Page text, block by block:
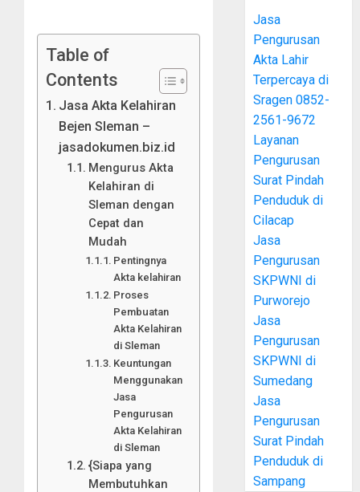
Table of
Contents
Jasa Akta Kelahiran
Bejen Sleman –
jasadokumen.biz.id
Mengurus Akta
Kelahiran di
Sleman dengan
Cepat dan
Mudah
Pentingnya
Akta kelahiran
Proses
Pembuatan
Akta Kelahiran
di Sleman
Keuntungan
Menggunakan
Jasa
Pengurusan
Akta Kelahiran
di Sleman
{Siapa yang
Membutuhkan
Jasa
Pengurusan
Akta Lahir
Terpercaya di
Sragen 0852-
2561-9672
Layanan
Pengurusan
Surat Pindah
Penduduk di
Cilacap
Jasa
Pengurusan
SKPWNI di
Purworejo
Jasa
Pengurusan
SKPWNI di
Sumedang
Jasa
Pengurusan
Surat Pindah
Penduduk di
Sampang